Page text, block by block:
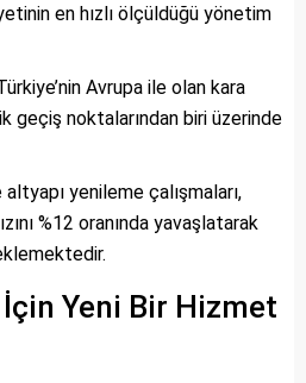
en hızlı ölçüldüğü yönetim
Avrupa ile olan kara
geçiş noktalarından biri üzerinde
altyapı yenileme çalışmaları,
%12 oranında yavaşlatarak
Yeni Bir Hizmet